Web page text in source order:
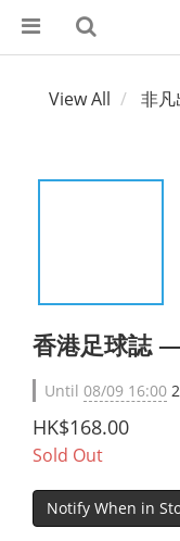
View All 非凡
香港足球誌
Until 08/09 16:00
HK$168.00
Sold Out
Notify When in